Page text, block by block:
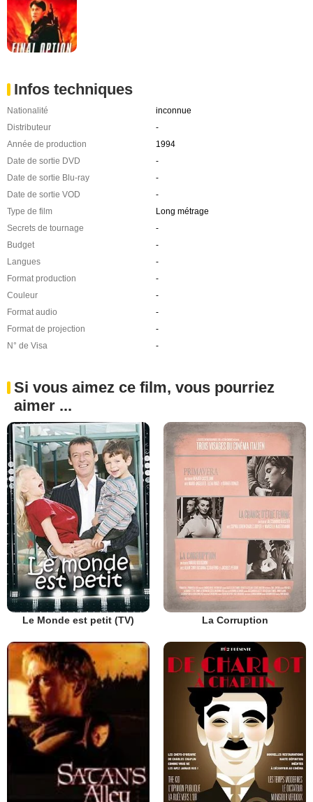
Infos techniques
Nationalité
inconnue
Distributeur
-
Année de production
1994
Date de sortie DVD
-
Date de sortie Blu-ray
-
Date de sortie VOD
-
Type de film
Long métrage
Secrets de tournage
-
Budget
-
Langues
-
Format production
-
Couleur
-
Format audio
-
Format de projection
-
N° de Visa
-
Si vous aimez ce film, vous pourriez
aimer ...
Le Monde est petit (TV) La Corruption